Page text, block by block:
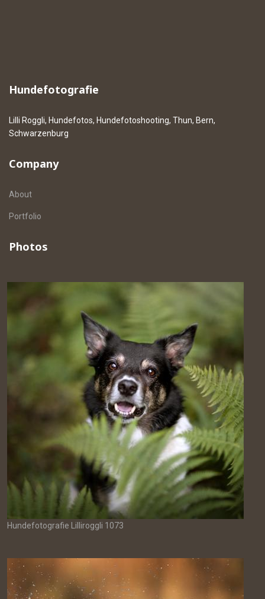
Hundefotografie
Lilli Roggli, Hundefotos, Hundefotoshooting, Thun, Bern,
Schwarzenburg
Company
About
Portfolio
Photos
Hundefotografie Lilliroggli 1073